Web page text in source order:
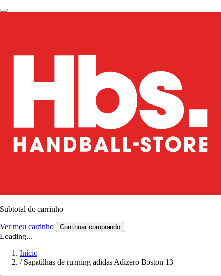
Subtotal do carrinho
Ver meu carrinho Continuar comprando
Loading...
Início
/ Sapatilhas de running adidas Adizero Boston 13